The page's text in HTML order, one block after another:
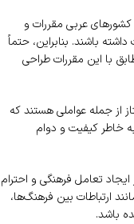
عربی مقررات و
باشند. بنابراین، حتماً
با این مقررات طراحی
از جمله عواملی هستند که
به خاطر کیفیت و دوام
ایجاد تعامل فرهنگی و احترام
ارتباطات بین فرهنگ‌ها،
باشد.